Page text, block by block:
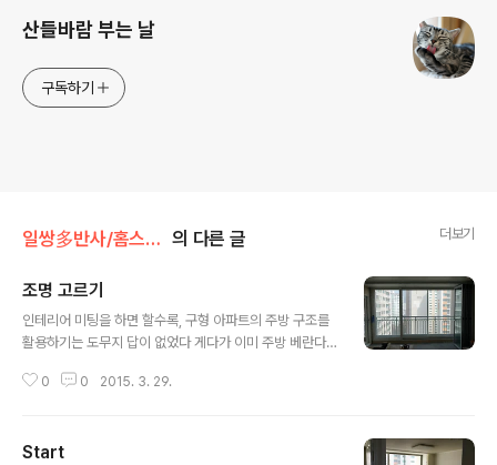
산들바람 부는 날
구독하기
일쌍多반사/홈스윗홈 의 다른 글 더보기
조명 고르기
인테리어 미팅을 하면 할수록, 구형 아파트의 주방 구조를
활용하기는 도무지 답이 없었다 게다가 이미 주방 베란다
있는 배관벽까지... 냉장고를 어디다 두기가 정말 힘들었다
크대를 포기하고, 냉장고를 주방입구에 두기로 했다! 냉장
0 0 2015. 3. 29.
Start